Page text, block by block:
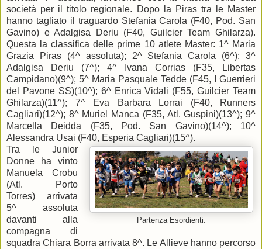
società per il titolo regionale. Dopo la Piras tra le Master
hanno tagliato il traguardo Stefania Carola (F40, Pod. San
Gavino) e Adalgisa Deriu (F40, Guilcier Team Ghilarza).
Questa la classifica delle prime 10 atlete Master: 1^ Maria
Grazia Piras (4^ assoluta); 2^ Stefania Carola (6^); 3^
Adalgisa Deriu (7^); 4^ Ivana Corrias (F35, Libertas
Campidano)(9^); 5^ Maria Pasquale Tedde (F45, I Guerrieri
del Pavone SS)(10^); 6^ Enrica Vidali (F55, Guilcier Team
Ghilarza)(11^); 7^ Eva Barbara Lorrai (F40, Runners
Cagliari)(12^); 8^ Muriel Manca (F35, Atl. Guspini)(13^); 9^
Marcella Deidda (F35, Pod. San Gavino)(14^); 10^
Alessandra Usai (F40, Esperia Cagliari)(15^).
Partenza Esordienti.
Tra le Junior
Donne ha vinto
Manuela Crobu
(Atl. Porto
Torres) arrivata
5^ assoluta
davanti alla
compagna di
squadra Chiara Borra arrivata 8^. Le Allieve hanno percorso